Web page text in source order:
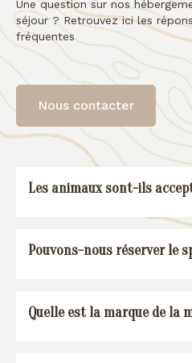
Une question sur nos
séjour ? Retrouvez ici les
fréquentes
Nous contacter
Les animaux sont-ils
Tous nos gîtes sont « pet
l’exception de la suite
Pouvons-nous réserver le
pourrez réserver une
Quelle est la marque de la